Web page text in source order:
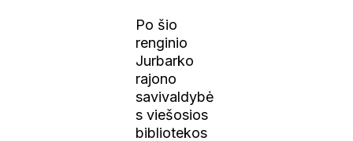
Po šio
renginio
Jurbarko
rajono
savivaldybė
s viešosios
bibliotekos